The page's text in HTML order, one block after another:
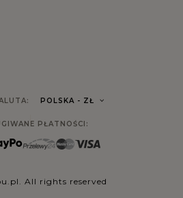
POLSKA - ZŁ
PŁATNOŚCI:
All rights reserved